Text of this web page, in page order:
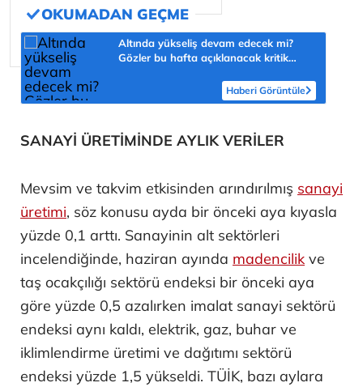
Altında yükseliş devam edecek mi?
Gözler bu hafta açıklanacak kritik
Haberi Görüntüle
SANAYİ ÜRETİMİNDE AYLIK VERİLER
Mevsim ve takvim etkisinden arındırılmış sanayi
üretimi, söz konusu ayda bir önceki aya kıyasla
yüzde 0,1 arttı. Sanayinin alt sektörleri
incelendiğinde, haziran ayında madencilik ve
taş ocakçılığı sektörü endeksi bir önceki aya
göre yüzde 0,5 azalırken imalat sanayi sektörü
endeksi aynı kaldı, elektrik, gaz, buhar ve
iklimlendirme üretimi ve dağıtımı sektörü
endeksi yüzde 1,5 yükseldi. TÜİK, bazı aylara